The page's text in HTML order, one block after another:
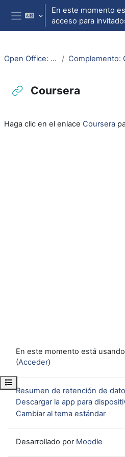
Salta al contenido principal
Panel lateral
En este momento
acceso para
Abrir índice del curso
Open Office: Writer
Coursera
Haga clic en el enlace Coursera
En este momento está
(Acceder)
Resumen de retención de
Descargar la app para
Cambiar al tema estándar
Desarrollado por Moodle